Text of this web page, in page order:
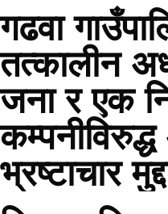
गढवा
तत्कालीन
जना र एक
कम्पनीविरुद्ध
भ्रष्टाचार